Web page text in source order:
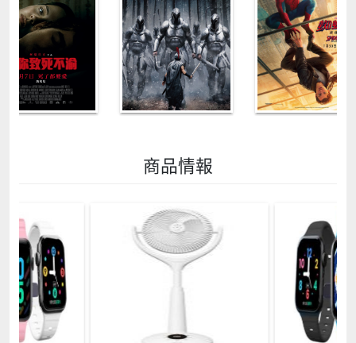
商品情報